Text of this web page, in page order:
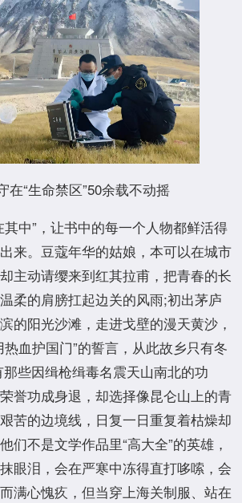
在“生命禁区”50余载不动摇
其中”，让书中的每一个人物都鲜活得
来。豆蔻年华的姑娘，本可以在城市
主动请缨来到红其拉甫，把青春的长
柔的肩膀扛起边关的风雨;初出茅庐
的阳光沙滩，走进戈壁的漫天黄沙，
血护国门”的誓言，从此故乡只有冬
些因缉枪缉毒名震天山南北的功
誉功成身退，却选择像昆仑山上的青
苦的边境线，日复一日重复着枯燥却
们不是文学作品里“高大全”的英雄，
眼泪，会在严寒中冻得直打哆嗦，会
满心愧疚，但当穿上海关制服、站在